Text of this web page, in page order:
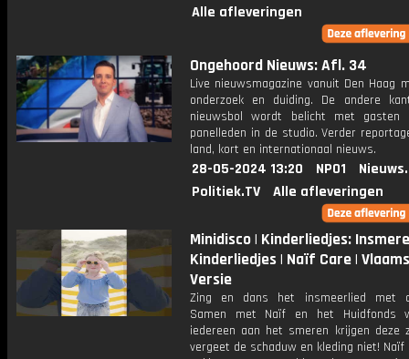
Alle afleveringen
Ongehoord Nieuws: Afl. 34
Live nieuwsmagazine vanuit Den Haag
onderzoek en duiding. De andere
nieuwsbol wordt belicht met gasten
panelleden in de studio. Verder
land, kort en internationaal nieuws.
28-05-2024 13:20 NPO1
Politiek.TV
Alle afleveringen
Minidisco | Kinderliedjes:
Kinderliedjes | Naïf Care |
Versie
Zing en dans het insmeerlied met
Samen met Naïf en het Huidfonds
iedereen aan het smeren krijgen deze
vergeet de schaduw en kleding niet!